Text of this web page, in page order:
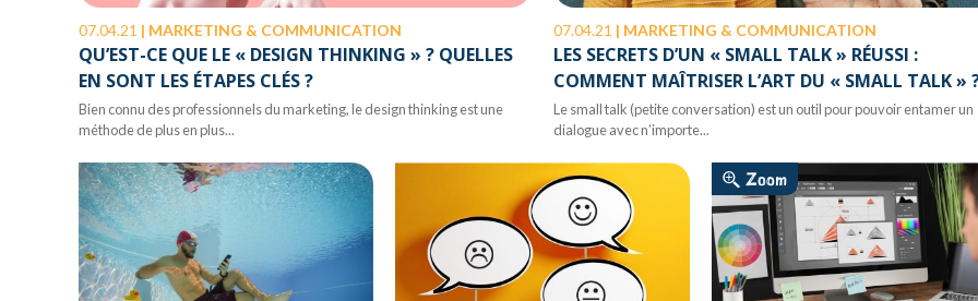
07.04.21 | MARKETING & COMMUNICATION
QU’EST-CE QUE LE « DESIGN THINKING » ? QUELLES
EN SONT LES ÉTAPES CLÉS ?
Bien connu des professionnels du marketing, le design thinking est une
méthode de plus en plus...
07.04.21 | MARKETING & COMMUNICATION
LES SECRETS D’UN « SMALL TALK » RÉUSSI :
COMMENT MAÎTRISER L’ART DU « SMALL TALK »
Le small talk (petite conversation) est un outil pour pouvoir entamer un
dialogue avec n’importe...
Zoom